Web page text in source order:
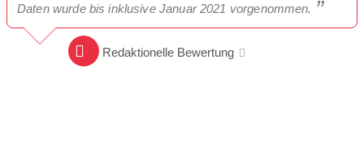
Daten wurde bis inklusive Januar 2021 vorgenommen.
Redaktionelle Bewertung